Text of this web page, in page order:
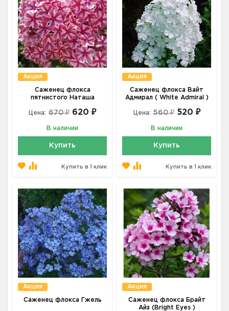
Акция
Саженец флокса
пятнистого Наташа
Цена: 670 ₽ 620 ₽
В наличии
Купить
Купить в 1 клик
Акция
Саженец флокса Вайт
Адмирал ( White Admiral )
Цена: 560 ₽ 520 ₽
В наличии
Купить
Купить в 1 клик
Акция
Саженец флокса Гжель
Акция
Саженец флокса Брайт
Айз (Bright Eyes )